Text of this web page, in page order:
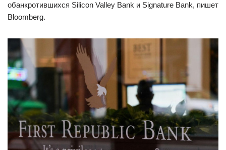
обанкротившихся Silicon Valley Bank и Signature Bank, пишет
Bloomberg.